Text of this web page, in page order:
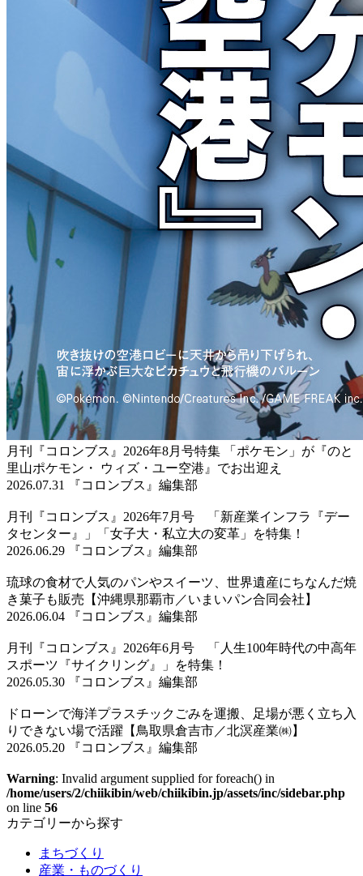
月刊『コロンブス』2026年8月号特集 「ポケモン」が『のと
里山ポケモン・ ウィズ・ユー空港』でお出迎え
2026.07.31 『コロンブス』編集部
月刊『コロンブス』2026年7月号 「新産業インフラ『デー
タセンター』」「女子大・私立大の変革」を特集！
2026.06.29 『コロンブス』編集部
琉球の食材で人気のパンやスイーツ、世界遺産にちなんだ焼
き菓子も販売【沖縄県那覇市／いまいパン合同会社】
2026.06.04 『コロンブス』編集部
月刊『コロンブス』2026年6月号 「人生100年時代の中高年
スポーツ『サイクリング』」を特集！
2026.05.30 『コロンブス』編集部
ドローンで海洋プラスチックごみを運搬、足場が悪く立ち入
りできない場で活躍【鳥取県倉吉市／北溟産業㈱】
2026.05.20 『コロンブス』編集部
Warning: Invalid argument supplied for foreach() in
/home/users/2/chiikibin/web/chiikibin.jp/assets/inc/sidebar.php
on line 56
カテゴリーから探す
まちづくり
産業・ものづくり